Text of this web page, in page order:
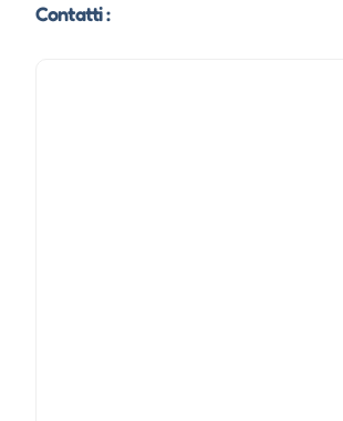
Contatti :